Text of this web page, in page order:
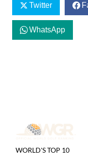
Twitter
WhatsApp